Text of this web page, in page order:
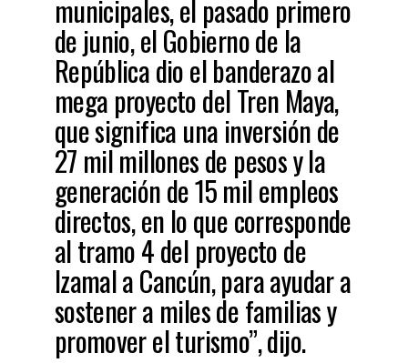
municipales, el pasado primero
de junio, el Gobierno de la
República dio el banderazo al
mega proyecto del Tren Maya,
que significa una inversión de
27 mil millones de pesos y la
generación de 15 mil empleos
directos, en lo que corresponde
al tramo 4 del proyecto de
Izamal a Cancún, para ayudar a
sostener a miles de familias y
promover el turismo”, dijo.